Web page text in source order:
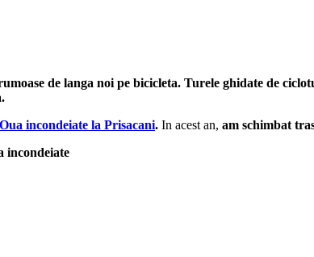
de langa noi pe bicicleta. Turele ghidate de
Oua incondeiate la Prisacani. In acest an, am schimbat